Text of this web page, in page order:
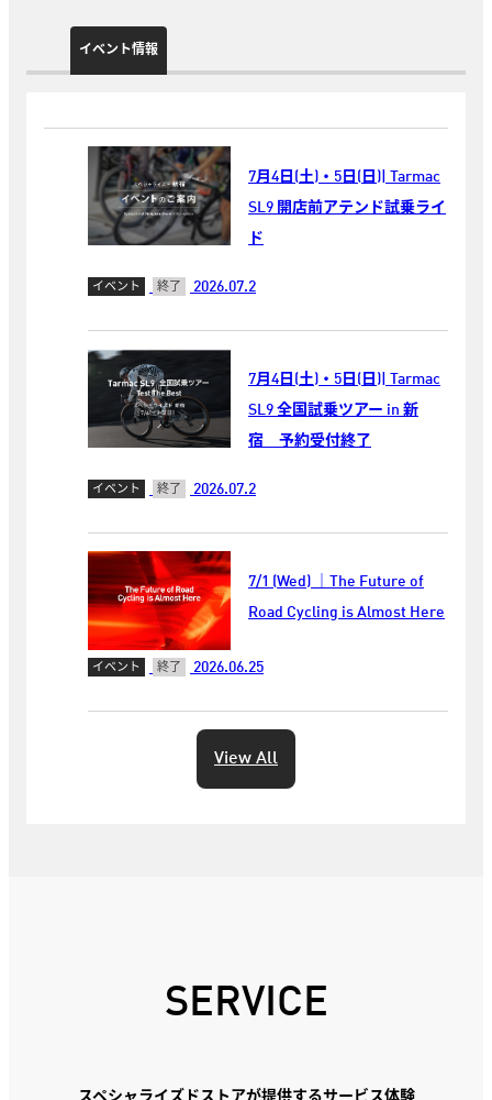
イベント情報
7月4日(土)・5日(日)| Tarmac
SL9 開店前アテンド試乗ライ
ド
イベント 終了 2026.07.2
7月4日(土)・5日(日)| Tarmac
SL9 全国試乗ツアー in 新
宿 予約受付終了
イベント 終了 2026.07.2
7/1 (Wed) ｜The Future of
Road Cycling is Almost Here
イベント 終了 2026.06.25
View All
SERVICE
スペシャライズドストアが提供するサービス体験